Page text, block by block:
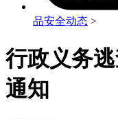
品安全动态 >
行政义务
通知